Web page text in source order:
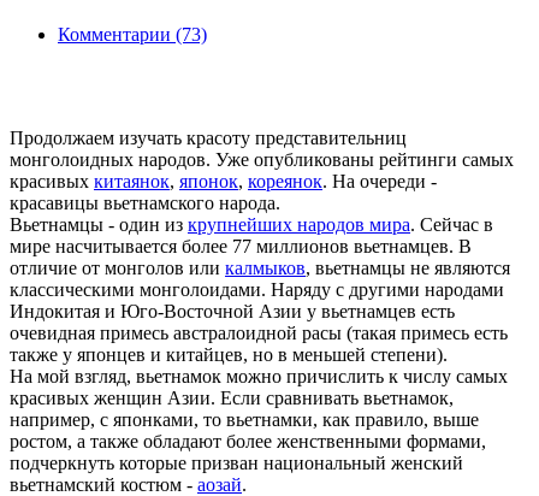
Комментарии (73)
Продолжаем изучать красоту представительниц
монголоидных народов. Уже опубликованы рейтинги самых
красивых китаянок, японок, кореянок. На очереди -
красавицы вьетнамского народа.
Вьетнамцы - один из крупнейших народов мира. Сейчас в
мире насчитывается более 77 миллионов вьетнамцев. В
отличие от монголов или калмыков, вьетнамцы не являются
классическими монголоидами. Наряду с другими народами
Индокитая и Юго-Восточной Азии у вьетнамцев есть
очевидная примесь австралоидной расы (такая примесь есть
также у японцев и китайцев, но в меньшей степени).
На мой взгляд, вьетнамок можно причислить к числу самых
красивых женщин Азии. Если сравнивать вьетнамок,
например, с японками, то вьетнамки, как правило, выше
ростом, а также обладают более женственными формами,
подчеркнуть которые призван национальный женский
вьетнамский костюм - аозай.